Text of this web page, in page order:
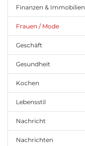
Finanzen & Immobilien
Frauen / Mode
Geschäft
Gesundheit
Kochen
Lebensstil
Nachricht
Nachrichten